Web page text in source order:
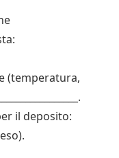
(temperatura,
il deposito: